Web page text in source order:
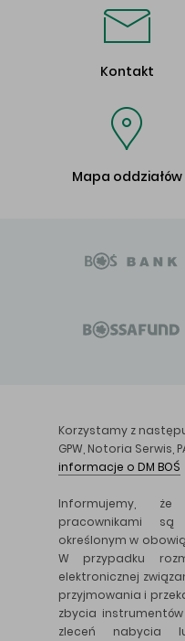
Kontakt
Mapa oddziałów
Korzystamy z
GPW, Notoria Serwis,
informacje o DM BOŚ
Informujemy,
pracownikami
określonym w
W przypadku
elektronicznej
przyjmowania i
zbycia
zleceń nabycia